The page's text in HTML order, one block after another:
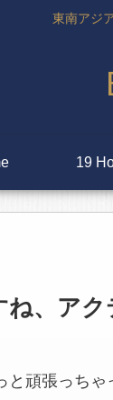
東南アジ
19
、ア
頑張っち